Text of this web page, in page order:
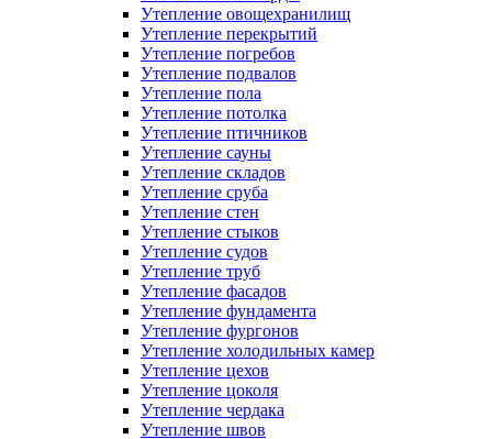
Утепление овощехранилищ
Утепление перекрытий
Утепление погребов
Утепление подвалов
Утепление пола
Утепление потолка
Утепление птичников
Утепление сауны
Утепление складов
Утепление сруба
Утепление стен
Утепление стыков
Утепление судов
Утепление труб
Утепление фасадов
Утепление фундамента
Утепление фургонов
Утепление холодильных камер
Утепление цехов
Утепление цоколя
Утепление чердака
Утепление швов